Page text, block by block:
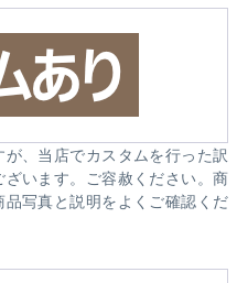
、当店でカスタムを行った訳
います。ご容赦ください。商
写真と説明をよくご確認くだ